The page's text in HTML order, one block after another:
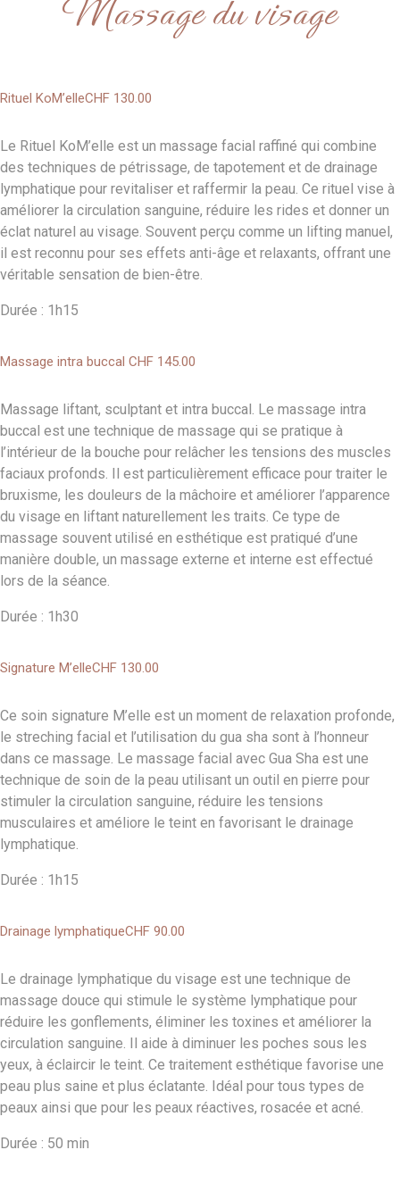
Massage du visage
Rituel KoM’elleCHF 130.00
Le Rituel KoM’elle est un massage facial raffiné qui combine
des techniques de pétrissage, de tapotement et de drainage
lymphatique pour revitaliser et raffermir la peau. Ce rituel vise à
améliorer la circulation sanguine, réduire les rides et donner un
éclat naturel au visage. Souvent perçu comme un lifting manuel,
il est reconnu pour ses effets anti-âge et relaxants, offrant une
véritable sensation de bien-être.
Durée : 1h15
Massage intra buccal CHF 145.00
Massage liftant, sculptant et intra buccal. Le massage intra
buccal est une technique de massage qui se pratique à
l’intérieur de la bouche pour relâcher les tensions des muscles
faciaux profonds. Il est particulièrement efficace pour traiter le
bruxisme, les douleurs de la mâchoire et améliorer l’apparence
du visage en liftant naturellement les traits. Ce type de
massage souvent utilisé en esthétique est pratiqué d’une
manière double, un massage externe et interne est effectué
lors de la séance.
Durée : 1h30
Signature M’elleCHF 130.00
Ce soin signature M’elle est un moment de relaxation profonde,
le streching facial et l’utilisation du gua sha sont à l’honneur
dans ce massage. Le massage facial avec Gua Sha est une
technique de soin de la peau utilisant un outil en pierre pour
stimuler la circulation sanguine, réduire les tensions
musculaires et améliore le teint en favorisant le drainage
lymphatique.
Durée : 1h15
Drainage lymphatiqueCHF 90.00
Le drainage lymphatique du visage est une technique de
massage douce qui stimule le système lymphatique pour
réduire les gonflements, éliminer les toxines et améliorer la
circulation sanguine. Il aide à diminuer les poches sous les
yeux, à éclaircir le teint. Ce traitement esthétique favorise une
peau plus saine et plus éclatante. Idéal pour tous types de
peaux ainsi que pour les peaux réactives, rosacée et acné.
Durée : 50 min